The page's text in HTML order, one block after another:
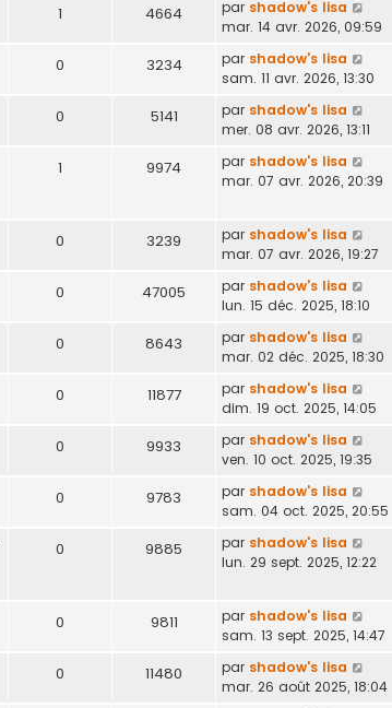
1 4664 par shadow's lisa
mar. 14 avr. 2026, 09:59
0 3234 par shadow's lisa
sam. 11 avr. 2026, 13:30
0 5141 par shadow's lisa
mer. 08 avr. 2026, 13:11
1 9974 par shadow's lisa
mar. 07 avr. 2026, 20:39
0 3239 par shadow's lisa
mar. 07 avr. 2026, 19:27
0 47005 par shadow's lisa
lun. 15 déc. 2025, 18:10
0 8643 par shadow's lisa
mar. 02 déc. 2025, 18:30
0 11877 par shadow's lisa
dim. 19 oct. 2025, 14:05
0 9933 par shadow's lisa
ven. 10 oct. 2025, 19:35
0 9783 par shadow's lisa
sam. 04 oct. 2025, 20:55
0 9885 par shadow's lisa
lun. 29 sept. 2025, 12:22
0 9811 par shadow's lisa
sam. 13 sept. 2025, 14:47
0 11480 par shadow's lisa
mar. 26 août 2025, 18:04